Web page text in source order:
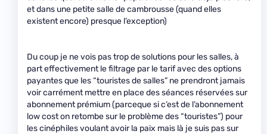
et dans une petite salle de cambrousse (quand elles
existent encore) presque l’exception)
Du coup je ne vois pas trop de solutions pour les salles, à
part effectivement le filtrage par le tarif avec des options
payantes que les “touristes de salles” ne prendront jamais
voir carrément mettre en place des séances réservées sur
abonnement prémium (parceque si c’est de l’abonnement
low cost on retombe sur le problème des “touristes”) pour
les cinéphiles voulant avoir la paix mais là je suis pas sur